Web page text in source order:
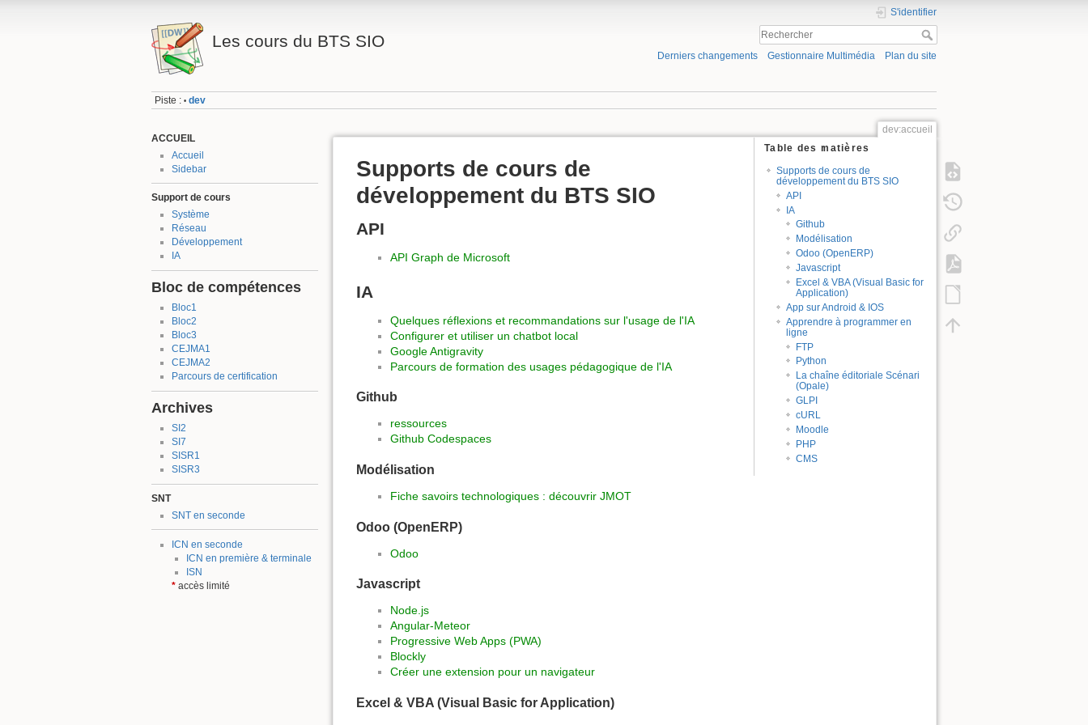
Les cours du BTS SIO
S'identifier
Derniers changements Gestionnaire Multimédia Plan du site
Piste : • dev
ACCUEIL
Accueil
Sidebar
Support de cours
Système
Réseau
Développement
IA
Bloc de compétences
Bloc1
Bloc2
Bloc3
CEJMA1
CEJMA2
Parcours de certification
Archives
SI2
SI7
SISR1
SISR3
SNT
SNT en seconde
ICN en seconde
ICN en première & terminale
ISN
*accès limité
dev:accueil
Table des matières
Supports de cours de
développement du BTS SIO
API
IA
Github
Modélisation
Odoo (OpenERP)
Javascript
Excel & VBA (Visual Basic for
Application)
App sur Android & IOS
Apprendre à programmer en
ligne
FTP
Python
La chaîne éditoriale Scénari
(Opale)
GLPI
cURL
Moodle
PHP
CMS
Supports de cours de
développement du BTS SIO
API
API Graph de Microsoft
IA
Quelques réflexions et recommandations sur l'usage de l'IA
Configurer et utiliser un chatbot local
Google Antigravity
Parcours de formation des usages pédagogique de l'IA
Github
ressources
Github Codespaces
Modélisation
Fiche savoirs technologiques : découvrir JMOT
Odoo (OpenERP)
Odoo
Javascript
Node.js
Angular-Meteor
Progressive Web Apps (PWA)
Blockly
Créer une extension pour un navigateur
Excel & VBA (Visual Basic for Application)